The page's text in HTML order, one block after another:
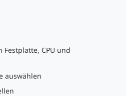
CPU und
auswählen